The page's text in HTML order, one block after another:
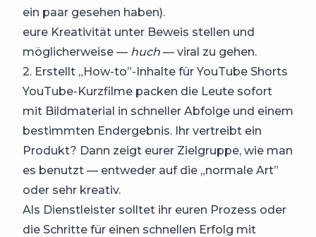
ein paar gesehen haben).
eure Kreativität unter Beweis stellen und
möglicherweise — huch — viral zu gehen.
2. Erstellt „How-to”-Inhalte für YouTube Shorts
YouTube-Kurzfilme packen die Leute sofort
mit Bildmaterial in schneller Abfolge und einem
bestimmten Endergebnis. Ihr vertreibt ein
Produkt? Dann zeigt eurer Zielgruppe, wie man
es benutzt — entweder auf die „normale Art”
oder sehr kreativ.
Als Dienstleister solltet ihr euren Prozess oder
die Schritte für einen schnellen Erfolg mit